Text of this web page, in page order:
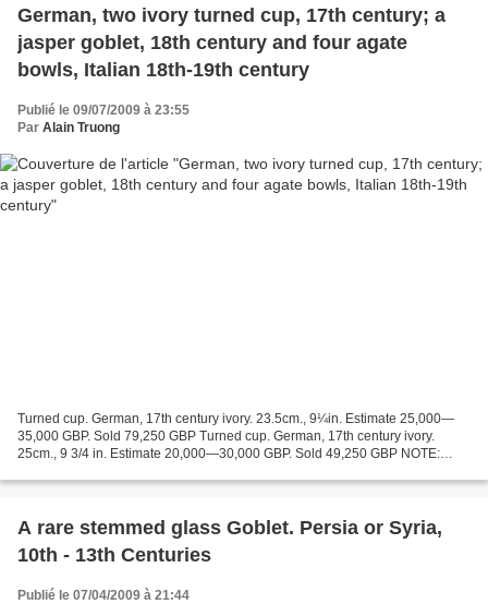
German, two ivory turned cup, 17th century; a
jasper goblet, 18th century and four agate
bowls, Italian 18th-19th century
Publié le 09/07/2009 à 23:55
Par Alain Truong
Turned cup. German, 17th century ivory. 23.5cm., 9¼in. Estimate 25,000—
35,000 GBP. Sold 79,250 GBP Turned cup. German, 17th century ivory.
25cm., 9 3/4 in. Estimate 20,000—30,000 GBP. Sold 49,250 GBP NOTE:
A rare stemmed glass Goblet. Persia or Syria,
10th - 13th Centuries
Publié le 07/04/2009 à 21:44